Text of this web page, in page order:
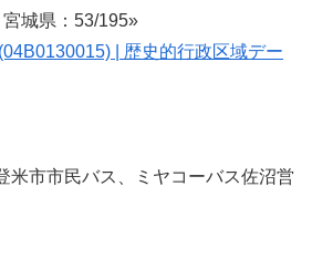
城県：53/195»
| 歴史的行政区域デー
米市市民バス、ミヤコーバス佐沼営